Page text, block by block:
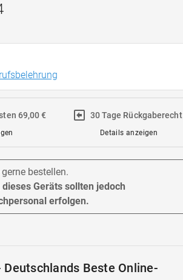
69,00 € 30 Tage Rückgaberecht
Details anzeigen
bestellen.
Geräts sollten jedoch
erfolgen.
Deutschlands Beste Online-